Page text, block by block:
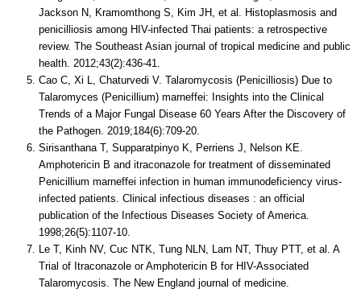
Jackson N, Kramomthong S, Kim JH, et al. Histoplasmosis and
penicilliosis among HIV-infected Thai patients: a retrospective
review. The Southeast Asian journal of tropical medicine and public
health. 2012;43(2):436-41.
Cao C, Xi L, Chaturvedi V. Talaromycosis (Penicilliosis) Due to
Talaromyces (Penicillium) marneffei: Insights into the Clinical
Trends of a Major Fungal Disease 60 Years After the Discovery of
the Pathogen. 2019;184(6):709-20.
Sirisanthana T, Supparatpinyo K, Perriens J, Nelson KE.
Amphotericin B and itraconazole for treatment of disseminated
Penicillium marneffei infection in human immunodeficiency virus-
infected patients. Clinical infectious diseases : an official
publication of the Infectious Diseases Society of America.
1998;26(5):1107-10.
Le T, Kinh NV, Cuc NTK, Tung NLN, Lam NT, Thuy PTT, et al. A
Trial of Itraconazole or Amphotericin B for HIV-Associated
Talaromycosis. The New England journal of medicine.